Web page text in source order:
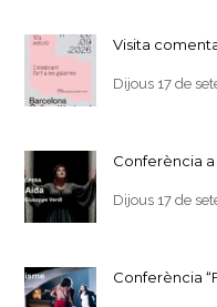
Visita
Dijous 17 de
Conferència a
Dijous 17 de
Conferència